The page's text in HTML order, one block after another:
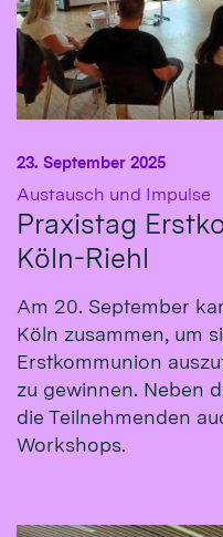
Austausch und Impulse
Praxistag
Köln-Riehl
23. September 2025
Am 20. September
Köln zusammen, um
Erstkommunion
zu gewinnen. Neben
die Teilnehmenden
Workshops.